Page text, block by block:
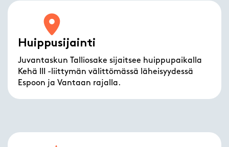
Huippusijainti
Juvantaskun Talliosake sijaitsee huippupaikalla
Kehä III -liittymän välittömässä läheisyydessä
Espoon ja Vantaan rajalla.